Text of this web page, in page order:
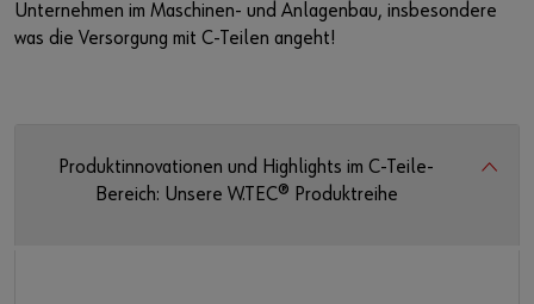
Unternehmen im Maschinen- und Anlagenbau, insbesondere
was die Versorgung mit C-Teilen angeht!
Produktinnovationen und Highlights im C-Teile-
Bereich: Unsere W.TEC® Produktreihe